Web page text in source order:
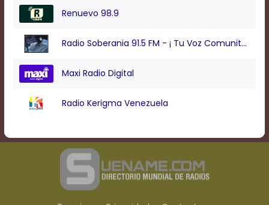
Renuevo 98.9
Radio Soberania 91.5 FM - ¡ Tu Voz Comunitaria !
Maxi Radio Digital
Radio Kerigma Venezuela